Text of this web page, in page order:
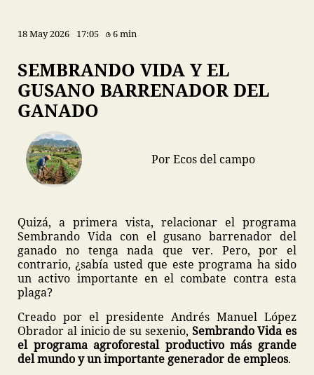
18 May 2026 17:05 6 min
SEMBRANDO VIDA Y EL
GUSANO BARRENADOR DEL
GANADO
Por Ecos del campo
Quizá, a primera vista, relacionar el programa
Sembrando Vida con el gusano barrenador del
ganado no tenga nada que ver. Pero, por el
contrario, ¿sabía usted que este programa ha sido
un activo importante en el combate contra esta
plaga?
Creado por el presidente Andrés Manuel López
Obrador al inicio de su sexenio, Sembrando Vida es
el programa agroforestal productivo más grande
del mundo y un importante generador de empleos.